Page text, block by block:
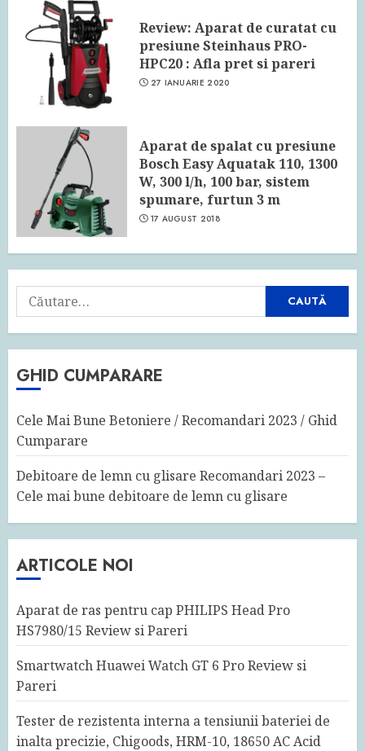
Review: Aparat de curatat cu
presiune Steinhaus PRO-
HPC20 : Afla pret si pareri
27 IANUARIE 2020
Aparat de spalat cu presiune
Bosch Easy Aquatak 110, 1300
W, 300 l/h, 100 bar, sistem
spumare, furtun 3 m
17 AUGUST 2018
Caută
după:
GHID CUMPARARE
Cele Mai Bune Betoniere / Recomandari 2023 / Ghid
Cumparare
Debitoare de lemn cu glisare Recomandari 2023 –
Cele mai bune debitoare de lemn cu glisare
ARTICOLE NOI
Aparat de ras pentru cap PHILIPS Head Pro
HS7980/15 Review si Pareri
Smartwatch Huawei Watch GT 6 Pro Review si
Pareri
Tester de rezistenta interna a tensiunii bateriei de
inalta precizie, Chigoods, HRM-10, 18650 AC Acid